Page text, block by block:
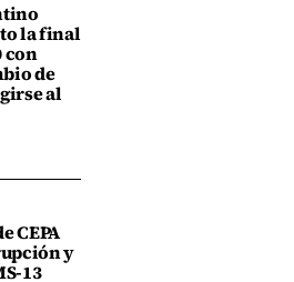
la final
con
de
al
CEPA
y
13